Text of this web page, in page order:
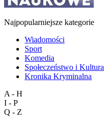
Najpopularniejsze kategorie
Wiadomości
Sport
Komedia
Społeczeństwo i Kultura
Kronika Kryminalna
A - H
I - P
Q - Z